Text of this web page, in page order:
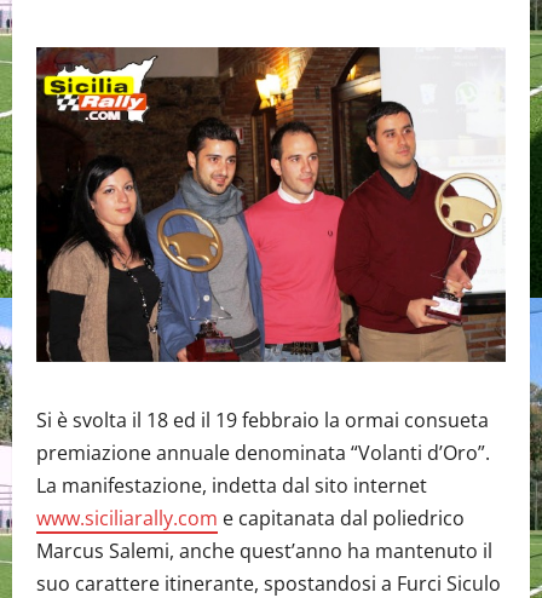
Si è svolta il 18 ed il 19 febbraio la ormai consueta
premiazione annuale denominata “Volanti d’Oro”.
La manifestazione, indetta dal sito internet
www.siciliarally.com e capitanata dal poliedrico
Marcus Salemi, anche quest’anno ha mantenuto il
suo carattere itinerante, spostandosi a Furci Siculo